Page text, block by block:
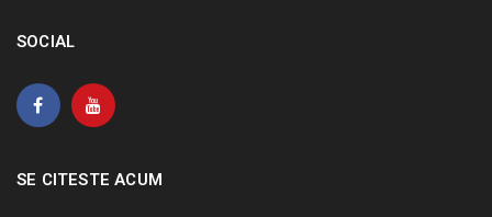
SOCIAL
SE CITESTE ACUM